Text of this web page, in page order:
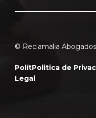
© Reclamalia Abogados
PolítPolitica de
Legal